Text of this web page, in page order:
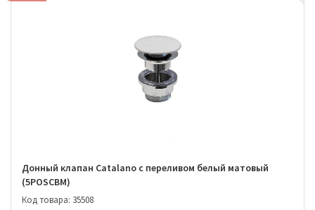
Донный клапан Catalano с переливом белый матовый
(5POSCBM)
Код товара: 35508